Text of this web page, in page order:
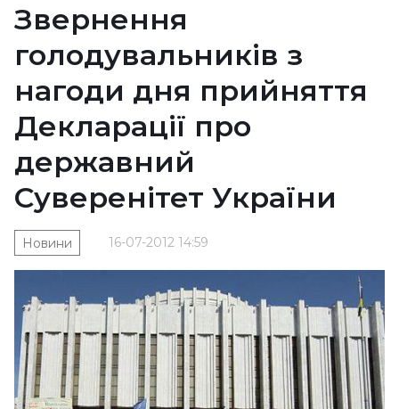
Звернення
голодувальників з
нагоди дня прийняття
Декларації про
державний
Суверенітет України
16-07-2012 14:59
Новини